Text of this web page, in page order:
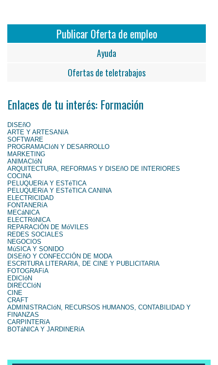
Publicar Oferta de empleo
Ayuda
Ofertas de teletrabajos
Enlaces de tu interés: Formación
DISEñO
ARTE Y ARTESANíA
SOFTWARE
PROGRAMACIóN Y DESARROLLO
MARKETING
ANIMACIóN
ARQUITECTURA, REFORMAS Y DISEñO DE INTERIORES
COCINA
PELUQUERíA Y ESTéTICA
PELUQUERíA Y ESTéTICA CANINA
ELECTRICIDAD
FONTANERíA
MECáNICA
ELECTRóNICA
REPARACIÓN DE MóVILES
REDES SOCIALES
NEGOCIOS
MúSICA Y SONIDO
DISEñO Y CONFECCIÓN DE MODA
ESCRITURA LITERARIA, DE CINE Y PUBLICITARIA
FOTOGRAFíA
EDICIóN
DIRECCIóN
CINE
CRAFT
ADMINISTRACIóN, RECURSOS HUMANOS, CONTABILIDAD Y
FINANZAS
CARPINTERíA
BOTáNICA Y JARDINERíA